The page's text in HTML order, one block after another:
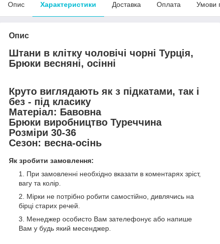
Опис Характеристики Доставка Оплата Умови
Опис
Штани в клітку чоловічі чорні Турція,
Брюки весняні, осінні
Круто виглядають як з підкатами, так і
без - під класику
Матеріал: Бавовна
Брюки виробництво Туреччина
Розміри 30-36
Сезон: весна-осінь
Як зробити замовлення:
При замовленні необхідно вказати в коментарях зріст,
вагу та колір.
Мірки не потрібно робити самостійно, дивлячись на
бірці старих речей.
Менеджер особисто Вам зателефонує або напише
Вам у будь який месенджер.